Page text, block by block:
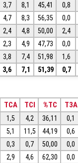
3,7 8,1 45,41
0,8
4,7 8,3 56,35
0,0
2,4 4,8 50,00
2,4
2,3 4,9 47,73
0,0
3,8 7,4 51,98
1,6
3,6 7,1 51,39 0,7
TCA TCI %TC T3A
1,5 4,2 36,11
0,1
5,1 11,5 44,19
0,6
0,3 0,7 50,00
0,0
2,9 4,6 62,30
0,0